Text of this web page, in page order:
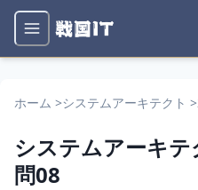
ホーム >システムアーキテクト >
システムアーキテ
問08